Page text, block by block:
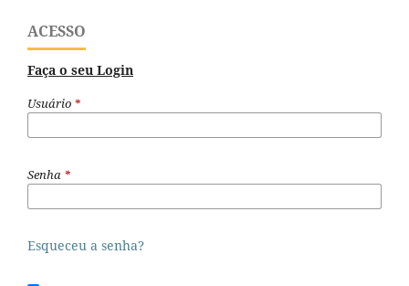
ACESSO
Faça o seu Login
Usuário *
Senha *
Esqueceu a senha?